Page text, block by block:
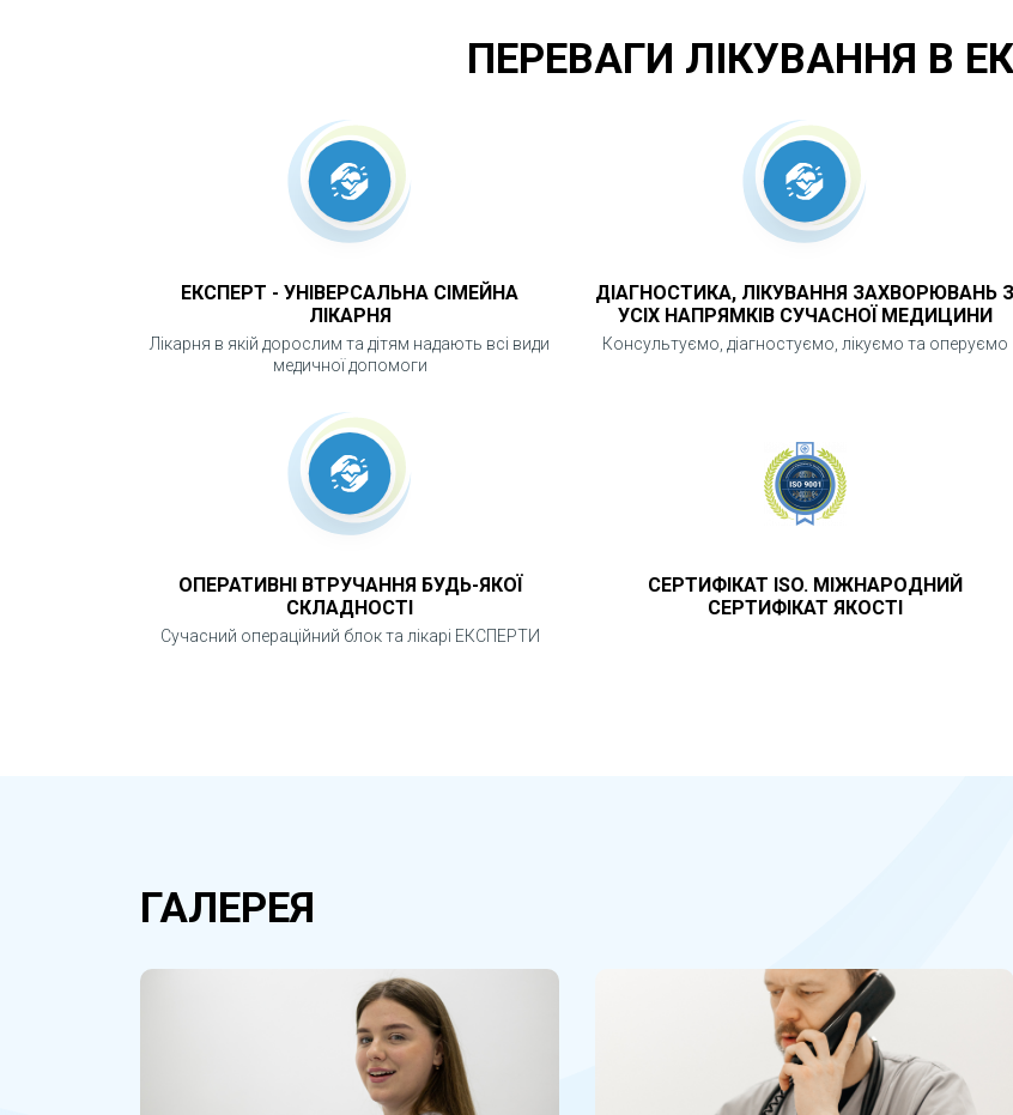
ПЕРЕВАГИ ЛІКУВАННЯ В
ЕКСПЕРТ - УНІВЕРСАЛЬНА СІМЕЙНА
ЛІКАРНЯ
Лікарня в якій дорослим та дітям надають всі види
медичної допомоги
ДІАГНОСТИКА, ЛІКУВАННЯ ЗАХВОРЮВАНЬ З
УСІХ НАПРЯМКІВ СУЧАСНОЇ МЕДИЦИНИ
Консультуємо, діагностуємо, лікуємо та оперуємо
ОПЕРАТИВНІ ВТРУЧАННЯ БУДЬ-ЯКОЇ
СКЛАДНОСТІ
Сучасний операційний блок та лікарі ЕКСПЕРТИ
СЕРТИФІКАТ ISO. МІЖНАРОДНИЙ
СЕРТИФІКАТ ЯКОСТІ
ГАЛЕРЕЯ